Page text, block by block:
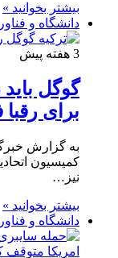
بیشتر بخوانید »
دانشگاه و
3 هفته پیش
گوگل
برای
به گزارش
کمیسیون
نیز…
بیشتر بخوانید »
دانشگاه و